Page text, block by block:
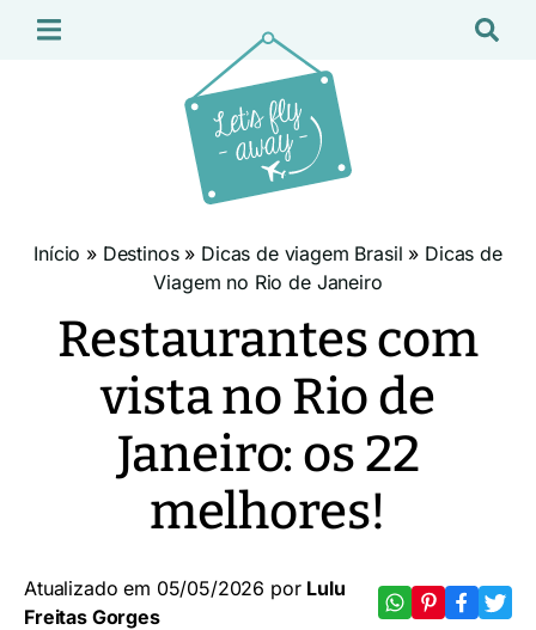
Início » Destinos» Dicas de viagem Brasil » Dicas de
Viagem no Rio de Janeiro
Restaurantes com
vista no Rio de
Janeiro: os 22
melhores!
Atualizado em 05/05/2026 por Lulu
Freitas Gorges